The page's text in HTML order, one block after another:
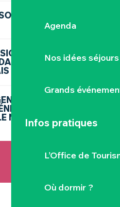
Agenda
Nos idées séjours
Grands
Infos pratiques
L’Office de
Où dormir ?
CE
EST-
LE
?
NANTAIS